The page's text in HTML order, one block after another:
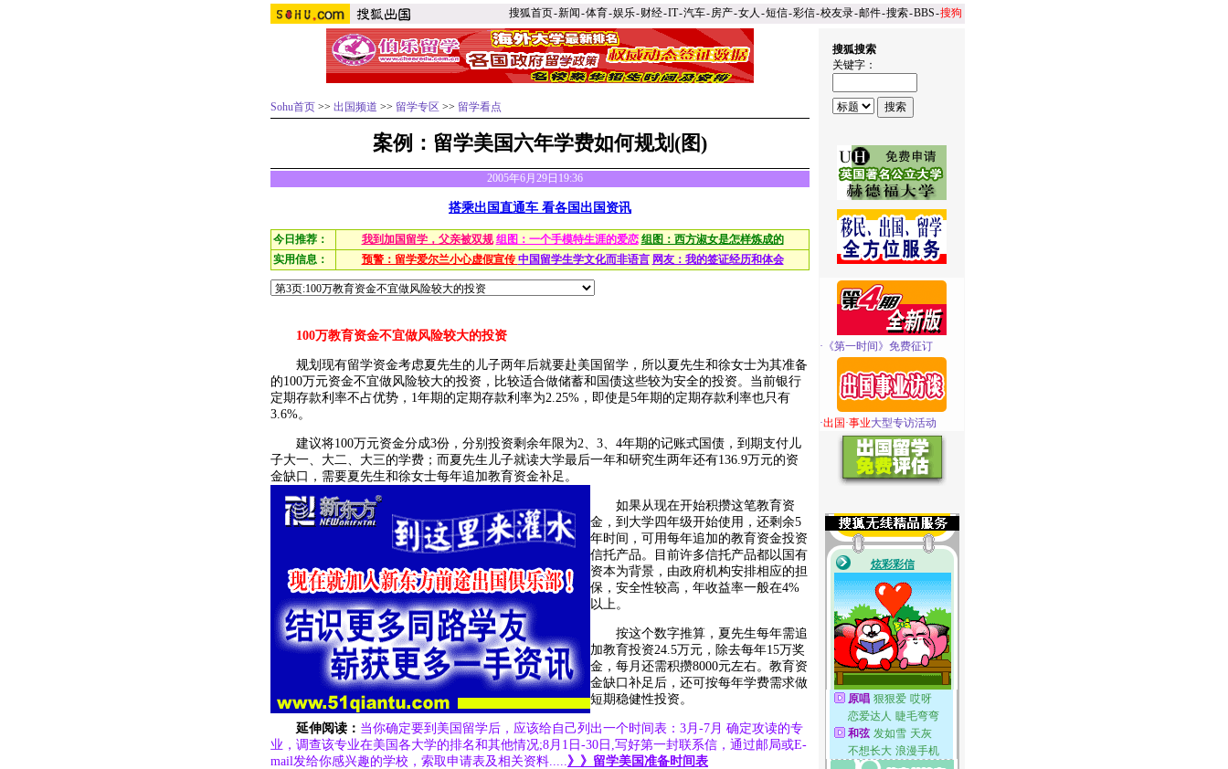
搜狐首页-新闻-体育-娱乐-财经-IT-汽车-房产-女人 -短信-彩信-校友录-邮件-搜索-BBS-搜狗
Sohu首页 >> 出国频道 >> 留学专区 >> 留学看点
案例：留学美国六年学费如何规划(图)
2005年6月29日19:36
搭乘出国直通车 看各国出国资讯
今日推荐： 我到加国留学，父亲被双规 组图：一个手模特生涯的爱恋 组图：西方淑女是怎样炼成的
实用信息：
预警：留学爱尔兰小心虚假宣传 中国留学生学文化而非语言 网友：我的签证经历和体会
100万教育资金不宜做风险较大的投资
规划现有留学资金考虑夏先生的儿子两年后就要赴美国留学，所以夏先生和徐女士为其准备
的100万元资金不宜做风险较大的投资，比较适合做储蓄和国债这些较为安全的投资。当前银行
定期存款利率不占优势，1年期的定期存款利率为2.25%，即使是5年期的定期存款利率也只有
3.6%。
建议将100万元资金分成3份，分别投资剩余年限为2、3、4年期的记账式国债，到期支付儿
子大一、大二、大三的学费；而夏先生儿子就读大学最后一年和研究生两年还有136.9万元的资
金缺口，需要夏先生和徐女士每年追加教育资金补足。
如果从现在开始积攒这笔教育资
金，到大学四年级开始使用，还剩余5
年时间，可用每年追加的教育资金投资
信托产品。目前许多信托产品都以国有
资本为背景，由政府机构安排相应的担
保，安全性较高，年收益率一般在4%
以上。
按这个数字推算，夏先生每年需追
加教育投资24.5万元，除去每年15万奖
金，每月还需积攒8000元左右。教育资
金缺口补足后，还可按每年学费需求做
短期稳健性投资。
延伸阅读： 当你确定要到美国留学后，应该给自己列出一个时间表：3月-7月 确定攻读的专
业，调查该专业在美国各大学的排名和其他情况;8月1日-30日,写好第一封联系信，通过邮局或E-
mail发给你感兴趣的学校，索取申请表及相关资料.....》》留学美国准备时间表
搜狐搜索
关键字：
· 《第一时间》免费征订
·出国·事业大型专访活动